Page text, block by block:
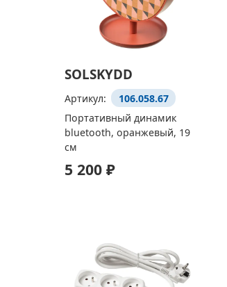
SOLSKYDD
Артикул:
106.058.67
Портативный динамик
bluetooth, оранжевый, 19
см
5 200 ₽